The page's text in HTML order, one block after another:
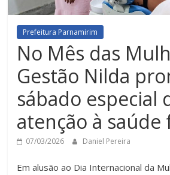
Prefeitura Parnamirim
No Mês das
Gestão Nilda
sábado especial
atenção à
07/03/2026 Daniel Pereira
Em alusão ao Dia Internacional da